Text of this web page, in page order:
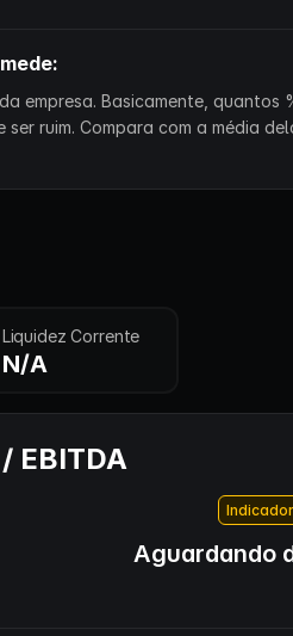
empresa. Basicamente,
ruim. Compara com a média
Liquidez Corrente
N/A
EBITDA
Aguardando